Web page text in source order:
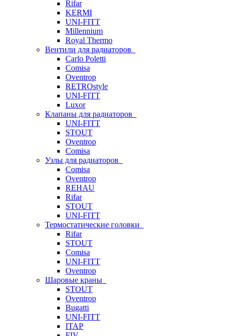
Rifar
KERMI
UNI-FITT
Millennium
Royal Thermo
Вентили для радиаторов
Carlo Poletti
Comisa
Oventrop
RETROstyle
UNI-FITT
Luxor
Клапаны для радиаторов
UNI-FITT
STOUT
Oventrop
Comisa
Узлы для радиаторов
Comisa
Oventrop
REHAU
Rifar
STOUT
UNI-FITT
Термостатические головки
Rifar
STOUT
Comisa
UNI-FITT
Oventrop
Шаровые краны
STOUT
Oventrop
Bugatti
UNI-FITT
ITAP